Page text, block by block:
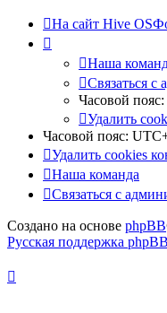
На сайт Hive OS
Наша
Связаться с
Часовой пояс:
Удалить
Часовой пояс:
Удалить cookies
Наша команда
Связаться с
Создано на основе phpBB
Русская поддержка phpBB